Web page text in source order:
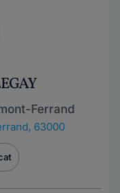
Ferrand
63000